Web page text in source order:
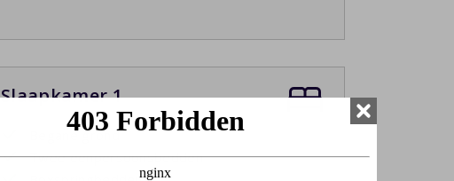
Slaapkamer 1
Begane grond
Twee eenpersoonsbedden